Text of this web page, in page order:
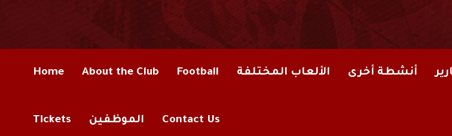
Home About the Club Football الألعاب المختلفة أنشطة أخرى
Tickets الموظفين Contact Us